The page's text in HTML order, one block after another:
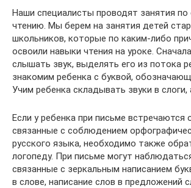
Наши специалисты проводят занятия по
чтению. Мы берем на занятия детей
школьников, которые по каким-либо
освоили навыки чтения на уроке.
слышать звук, выделять его из потока
знакомим ребенка с буквой,
Учим ребенка складывать звуки в слоги,
Если у ребенка при письме встречаются
связанные с соблюдением
русского языка, необходимо также
логопеду. При письме могут
связанные с зеркальным написанием
в слове, написание слов в предложений